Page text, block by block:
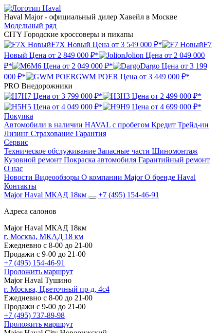
Haval Major- официальный дилер Хавейл в Москве
Модельный ряд
CITY Городские кроссоверы и пикапы
F7X Новый Цена от 3 549 000 ₽*
F7
Новый Цена от 2 849 000 ₽* Jolion Цена от 2 049 000
₽*
M6 Цена от 2 049 000 ₽* Dargo Цена от 3 199
000 ₽*
GWM POER Цена от 3 449 000 ₽*
PRO Внедорожники
H7 Цена от 3 799 000 ₽* H3 Цена от 2 499 000 ₽*
H5 Цена от 4 049 000 ₽* H9 Цена от 4 699 000 ₽*
Покупка
Автомобили в наличии HAVAL с пробегом Кредит Трейд-ин
Лизинг Страхование Гарантия
Сервис
Техническое обслуживание Запасные части Шиномонтаж
Кузовной ремонт Покраска автомобиля Гарантийный ремонт
О нас
Новости Видеообзоры О компании MajorО бренде Haval
Контакты
Major Haval МКАД 18км
+7 (495) 154-46-91
Адреса салонов
Major Haval МКАД 18км
г. Москва, МКАД 18 км
Ежедневно с 8-00 до 21-00
Продажи с 9-00 до 21-00
+7 (495) 154-46-91
Проложить маршрут
Major Haval Тушино
г. Москва, Цветочный пр-д, 4с4
Ежедневно с 8-00 до 21-00
Продажи с 9-00 до 21-00
+7 (495) 737-89-98
Проложить маршрут